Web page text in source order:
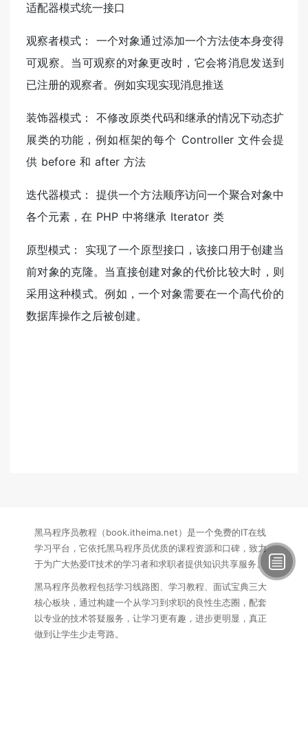
适配器模式统一接口
观察者模式： 一个对象通过添加一个方法使本身变得
可观察。当可观察的对象更改时，它会将消息发送到
已注册的观察者。例如实现实现消息推送
装饰器模式： 不修改原类代码和继承的情况下动态扩
展类的功能，例如框架的每个 Controller 文件会提
供 before 和 after 方法
迭代器模式： 提供一个方法顺序访问一个聚合对象中
各个元素，在 PHP 中将继承 Iterator 类
原型模式： 实现了一个原型接口，该接口用于创建当
前对象的克隆。当直接创建对象的代价比较大时，则
采用这种模式。例如，一个对象需要在一个高代价的
数据库操作之后被创建。
黑马程序员教程（book.itheima.net）是一个免费的IT在线
学习平台，它依托黑马程序员优质的课程资源和口碑，致力
于为广大热爱IT技术的学习者和求职者提供知识共享服务。
黑马程序员教程包括学习线路图、学习教程、面试宝典三大
核心板块，通过构建一个从学习到求职的良性生态圈，配套
以专业的技术答疑服务，让学习更有趣，进步更明显，真正
做到让学生少走弯路。